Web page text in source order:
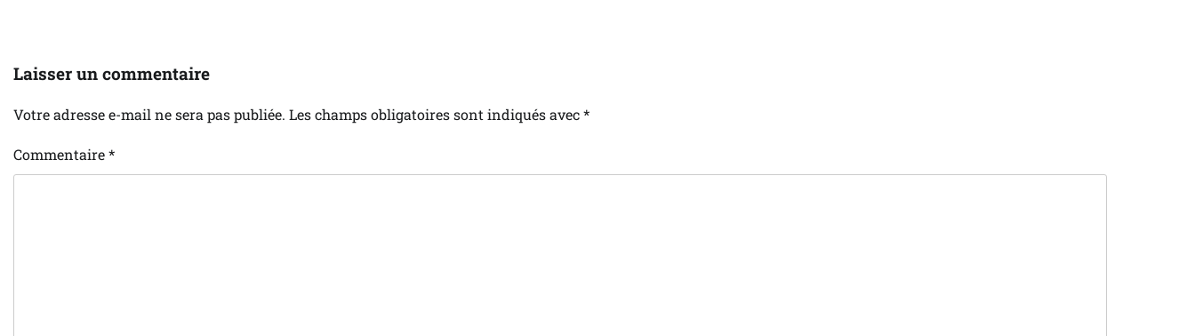
Laisser un commentaire
Votre adresse e-mail ne sera pas publiée. Les champs obligatoires sont indiqués avec*
Commentaire*